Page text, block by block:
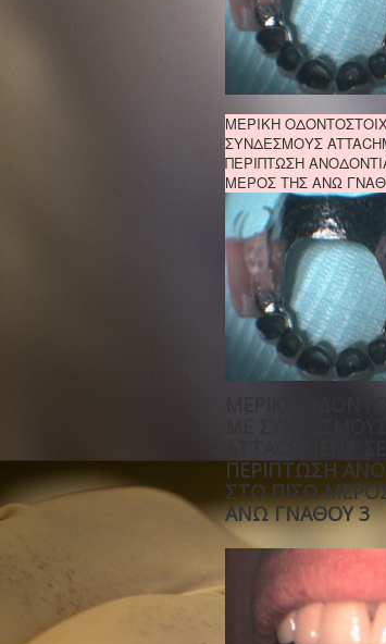
ΜΕΡΙΚΗ
ΣΥΝΔΕΣΜΟΥΣ
ΠΕΡΙΠΤΩΣΗ
ΜΕΡΟΣ ΤΗΣ ΑΝΩ
ΜΕΡΙΚΗ
ΠΕΡΙΠΤΩΣΗ
ΣΤΟ ΠΙΣΩ
ΑΝΩ ΓΝΑΘΟΥ 3